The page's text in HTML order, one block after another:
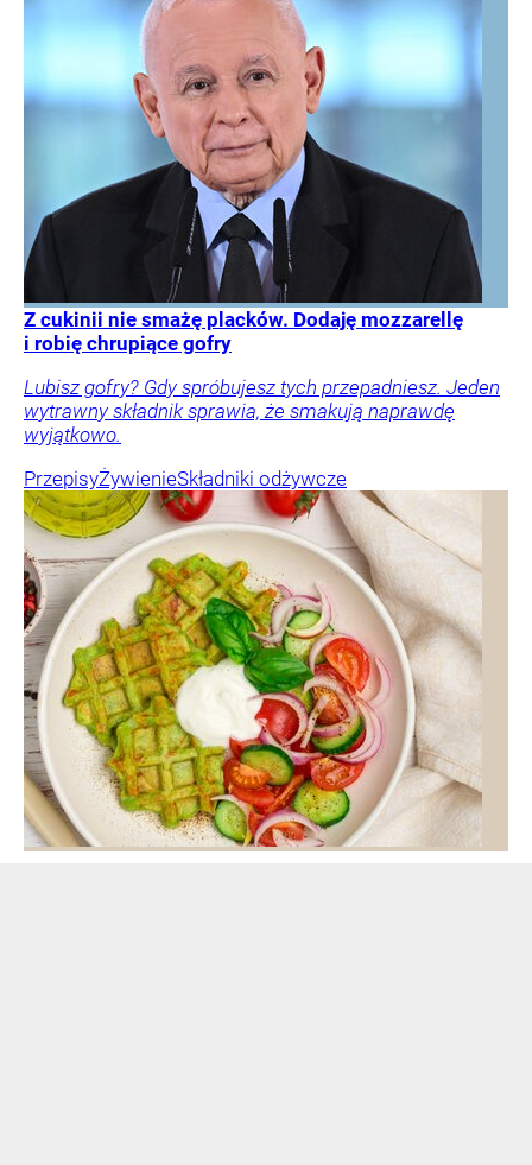
Z cukinii nie smażę placków. Dodaję mozzarellę
i robię chrupiące gofry
Lubisz gofry? Gdy spróbujesz tych przepadniesz. Jeden
wytrawny składnik sprawia, że smakują naprawdę
wyjątkowo.
PrzepisyŻywienieSkładniki odżywcze